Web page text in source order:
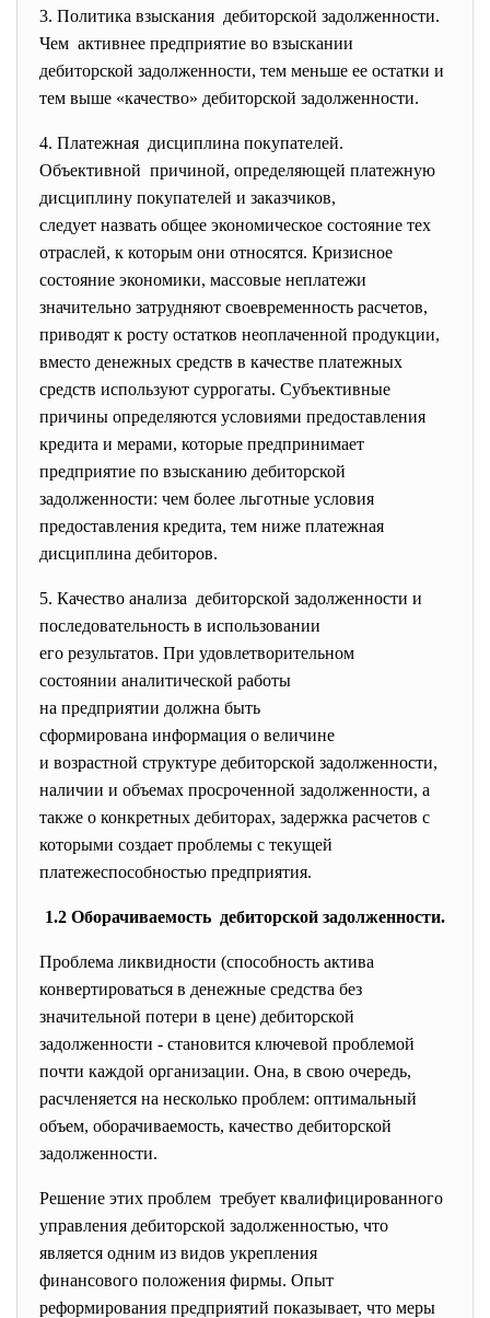
3. Политика взыскания дебиторской задолженности.
Чем активнее предприятие во взыскании
дебиторской задолженности, тем меньше ее остатки и
тем выше «качество» дебиторской задолженности.
4. Платежная дисциплина покупателей.
Объективной причиной, определяющей платежную
дисциплину покупателей и заказчиков,
следует назвать общее экономическое состояние тех
отраслей, к которым они относятся. Кризисное
состояние экономики, массовые неплатежи
значительно затрудняют своевременность расчетов,
приводят к росту остатков неоплаченной продукции,
вместо денежных средств в качестве платежных
средств используют суррогаты. Субъективные
причины определяются условиями предоставления
кредита и мерами, которые предпринимает
предприятие по взысканию дебиторской
задолженности: чем более льготные условия
предоставления кредита, тем ниже платежная
дисциплина дебиторов.
5. Качество анализа дебиторской задолженности и
последовательность в использовании
его результатов. При удовлетворительном
состоянии аналитической работы
на предприятии должна быть
сформирована информация о величине
и возрастной структуре дебиторской задолженности,
наличии и объемах просроченной задолженности, а
также о конкретных дебиторах, задержка расчетов с
которыми создает проблемы с текущей
платежеспособностью предприятия.
1.2 Оборачиваемость дебиторской задолженности.
Проблема ликвидности (способность актива
конвертироваться в денежные средства без
значительной потери в цене) дебиторской
задолженности - становится ключевой проблемой
почти каждой организации. Она, в свою очередь,
расчленяется на несколько проблем: оптимальный
объем, оборачиваемость, качество дебиторской
задолженности.
Решение этих проблем требует квалифицированного
управления дебиторской задолженностью, что
является одним из видов укрепления
финансового положения фирмы. Опыт
реформирования предприятий показывает, что меры